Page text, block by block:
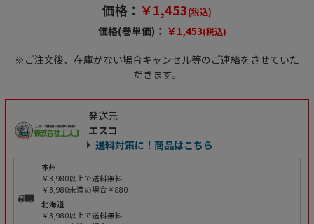
価格： ￥1,453(税込)
価格(巻単価)： ￥1,453(税込)
※ご注文後、在庫がない場合キャンセル等のご連絡をさせていた
だきます。
発送元
エスコ
送料対策に！商品はこちら
本州
￥3,980以上で送料無料
￥3,980未満の場合￥880
北海道
￥3,980以上で送料無料